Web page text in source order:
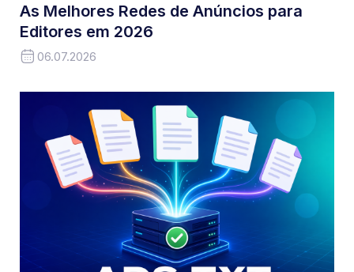
As Melhores Redes de Anúncios para
Editores em 2026
06.07.2026